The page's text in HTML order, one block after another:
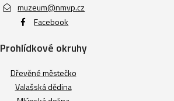
muzeum@nmvp.cz
Facebook
Prohlídkové okruhy
Dřevěné městečko
Valašská dědina